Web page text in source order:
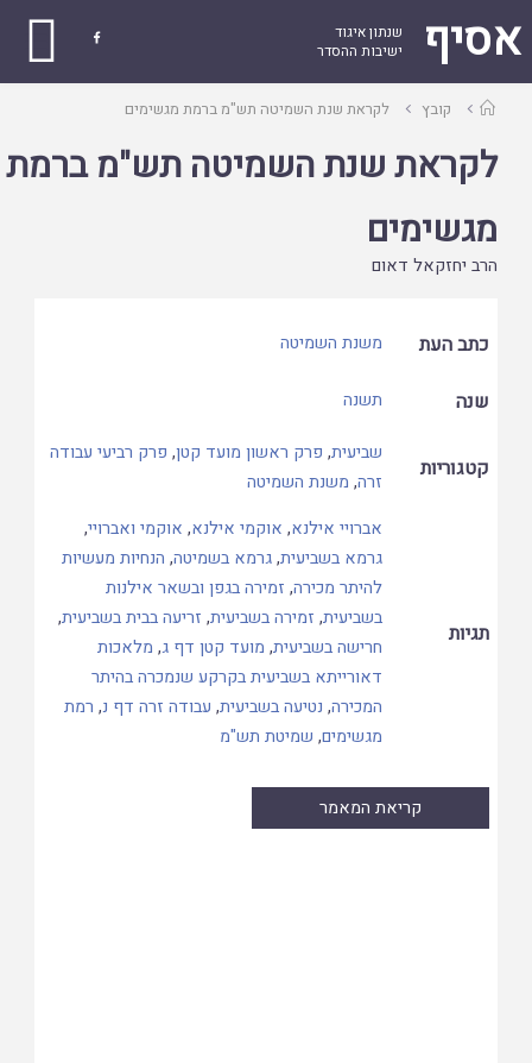
אסיף
שנתון איגוד
ישיבות ההסדר

עמודקובץ לקראת שנת השמיטה תש"מ ברמת מגשימים
לקראת שנת השמיטה תש"מ ברמת
מגשימים
הרב יחזקאל דאום
כתב העת משנת השמיטה
שנה תשנה
קטגוריות
שביעית, פרק ראשון מועד קטן, פרק רביעי עבודה
זרה, משנת השמיטה
תגיות
אברויי אילנא, אוקמי אילנא, אוקמי ואברויי,
גרמא בשביעית,גרמא בשמיטה, הנחיות מעשיות
להיתר מכירה, זמירה בגפן ובשאר אילנות
בשביעית, זמירה בשביעית, זריעה בבית בשביעית,
חרישה בשביעית, מועד קטן דף ג, מלאכות
דאורייתא בשביעית בקרקע שנמכרה בהיתר
המכירה, נטיעה בשביעית, עבודה זרה דף נ, רמת
מגשימים, שמיטת תש"מ
קריאת המאמר